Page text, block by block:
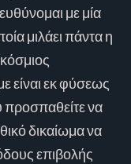
με μία
μιλάει πάντα η
είναι εκ φύσεως
προσπαθείτε να
δικαίωμα να
επιβολής